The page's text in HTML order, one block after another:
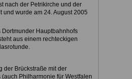
nach der Petrikirche und der
und wurde am 24. August 2005
Hauptbahnhofs
aus einem rechteckigen
der Brückstraße mit der
Philharmonie für Westfalen